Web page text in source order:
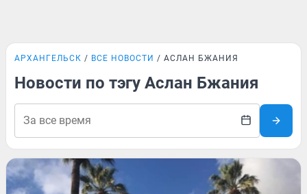
АРХАНГЕЛЬСК ВСЕ НОВОСТИ АСЛАН БЖАНИЯ
Новости по тэгу Аслан Бжания